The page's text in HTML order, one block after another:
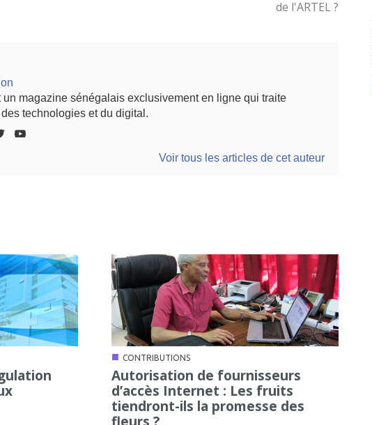
de l'ARTEL ?
un magazine sénégalais exclusivement en ligne qui traite
des technologies et du digital.
Voir tous les articles de cet auteur
■ CONTRIBUTIONS
Autorisation de fournisseurs
d’accès Internet : Les fruits
tiendront-ils la promesse des